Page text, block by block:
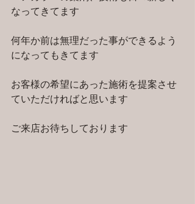
なってきてます
何年か前は無理だった事ができるよう
になってもきてます
お客様の希望にあった施術を提案させ
ていただければと思います
ご来店お待ちしております